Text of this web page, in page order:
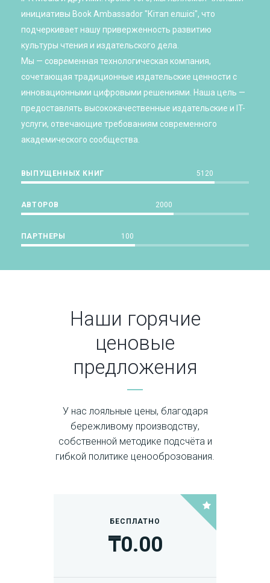
инициативы Book Ambassador "Кітап елшісі", что
подчеркивает нашу приверженность развитию
культуры чтения и издательского дела.
Мы — современная технологическая компания,
сочетающая традиционные издательские ценности с
инновационными цифровыми решениями. Наша цель —
предоставлять высококачественные издательские и IT-
услуги, отвечающие требованиям современного
академического сообщества.
ВЫПУЩЕННЫХ КНИГ 5120
АВТОРОВ 2000
ПАРТНЕРЫ 100
Наши горячие
ценовые
предложения
У нас лояльные цены, благодаря
бережливому производству,
собственной методике подсчёта и
гибкой политике ценооброзования.
БЕСПЛАТНО
₸0.00